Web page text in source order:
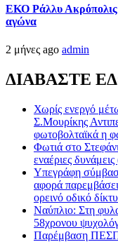
ΕΚΟ Ράλλυ Ακρόπολις
αγώνα
2 μήνες ago admin
ΔΙΑΒΑΣΤΕ
Χωρίς ενεργό
Σ.Μουρίκης
φωτοβολταϊκά η
Φωτιά στο
εναέριες
Υπεγράφη
αφορά
ορεινό οδικό
Ναύπλιο: Στη
58χρονου
Παρέμβαση